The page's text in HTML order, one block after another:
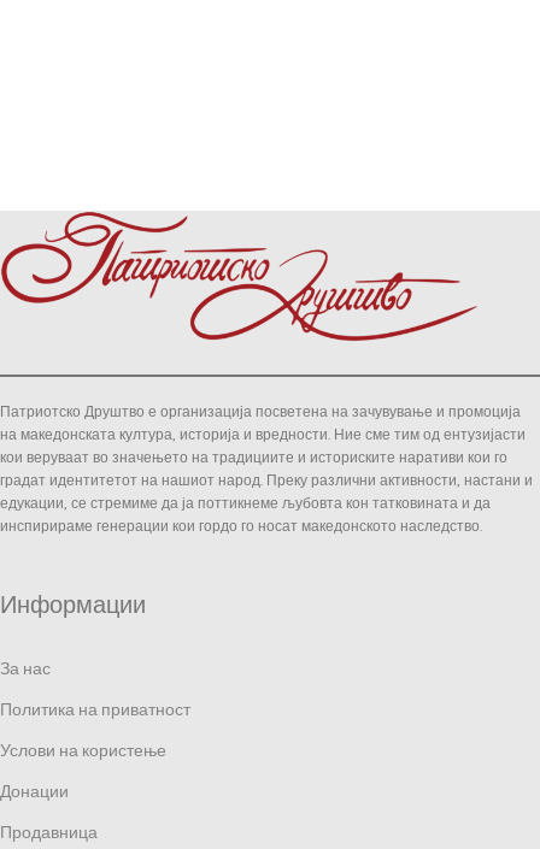
Патриотско Друштво е организација посветена на зачувување и промоција
на македонската култура, историја и вредности. Ние сме тим од ентузијасти
кои веруваат во значењето на традициите и историските наративи кои го
градат идентитетот на нашиот народ. Преку различни активности, настани и
едукации, се стремиме да ја поттикнеме љубовта кон татковината и да
инспирираме генерации кои гордо го носат македонското наследство.
Информации
За нас
Политика на приватност
Услови на користење
Донации
Продавница